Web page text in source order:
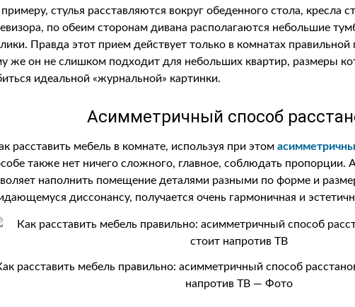
стулья расставляются вокруг обеденного стола, кресла
по обеим сторонам дивана располагаются небольшие
Правда этот прием действует только в комнатах
же он не слишком подходит для небольших квартир, размеры
идеальной «журнальной» картинки.
Асимметричный способ
расставить мебель в комнате, используя при этом
также нет ничего сложного, главное, соблюдать пропорции.
наполнить помещение деталями разными по форме и
диссонансу, получается очень гармоничная и
расставить мебель правильно: асимметричный способ
напротив ТВ — Фото